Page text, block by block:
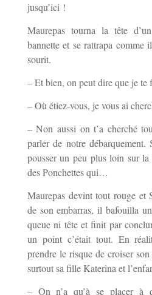
jusqu’ici !
Maurepas tourna la tête
bannette et se rattrapa comme
sourit.
– Et bien, on peut dire que je te
– Où étiez-vous, je vous ai
– Non aussi on t’a cherché
parler de notre
pousser un peu plus loin sur
des Ponchettes qui…
Maurepas devint tout rouge et
de son embarras, il bafouilla
queue ni tête et finit par
un point c’était tout. En
prendre le risque de croiser
surtout sa fille Katerina et
– On n’a qu’à se placer à